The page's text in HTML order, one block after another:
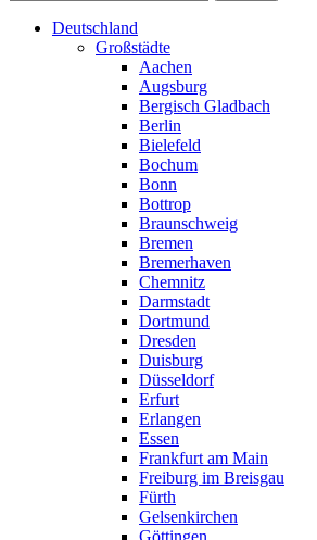
Deutschland
Großstädte
Aachen
Augsburg
Bergisch Gladbach
Berlin
Bielefeld
Bochum
Bonn
Bottrop
Braunschweig
Bremen
Bremerhaven
Chemnitz
Darmstadt
Dortmund
Dresden
Duisburg
Düsseldorf
Erfurt
Erlangen
Essen
Frankfurt am Main
Freiburg im Breisgau
Fürth
Gelsenkirchen
Göttingen